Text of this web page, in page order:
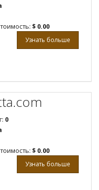
$ 0.00
Узнать больше
0
$ 0.00
Узнать больше